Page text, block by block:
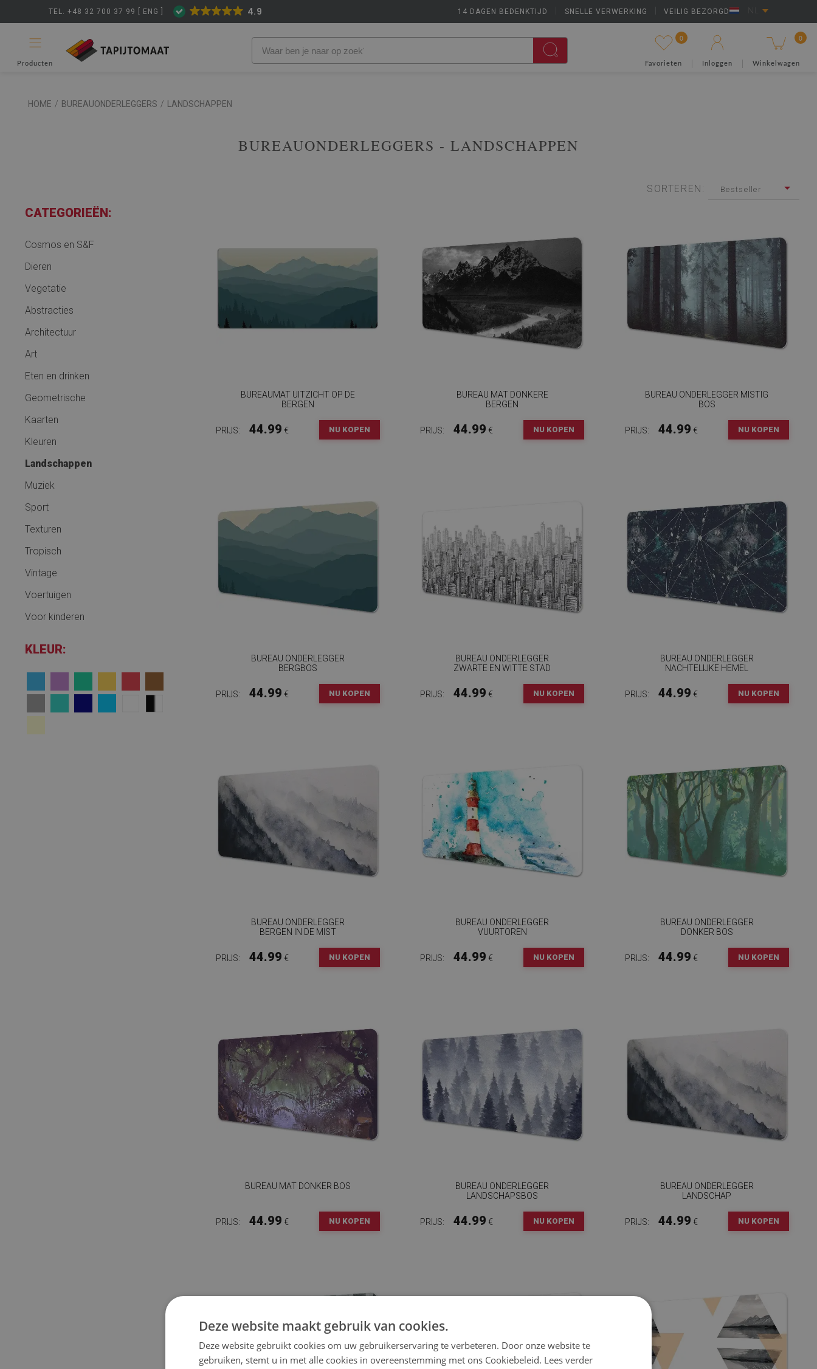
TEL. +48 32 700 37 99 [ ENG ] 14 DAGEN BEDENKTIJD SNELLE VERWERKING VEILIG BEZORGD NL
4.9
Producten
0
Favorieten Inloggen
0
Winkelwagen
HOME / BUREAUONDERLEGGERS / LANDSCHAPPEN
BUREAUONDERLEGGERS - LANDSCHAPPEN
SORTEREN: Bestseller
CATEGORIEËN:
Cosmos en S&F
Dieren
Vegetatie
Abstracties
Architectuur
Art
Eten en drinken
Geometrische
Kaarten
Kleuren
Landschappen
Muziek
Sport
Texturen
Tropisch
Vintage
Voertuigen
Voor kinderen
KLEUR:
BUREAUMAT UITZICHT OP DE
BERGEN
PRIJS: 44.99 € NU KOPEN
BUREAU MAT DONKERE
BERGEN
PRIJS: 44.99 € NU KOPEN
BUREAU ONDERLEGGER MISTIG
BOS
PRIJS: 44.99 € NU KOPEN
BUREAU ONDERLEGGER
BERGBOS
PRIJS: 44.99 € NU KOPEN
BUREAU ONDERLEGGER
ZWARTE EN WITTE STAD
PRIJS: 44.99 € NU KOPEN
BUREAU ONDERLEGGER
NACHTELIJKE HEMEL
PRIJS: 44.99 € NU KOPEN
BUREAU ONDERLEGGER
BERGEN IN DE MIST
PRIJS: 44.99 € NU KOPEN
BUREAU ONDERLEGGER
VUURTOREN
PRIJS: 44.99 € NU KOPEN
BUREAU ONDERLEGGER
DONKER BOS
PRIJS: 44.99 € NU KOPEN
BUREAU MAT DONKER BOS
PRIJS: 44.99 € NU KOPEN
BUREAU ONDERLEGGER
LANDSCHAPSBOS
PRIJS: 44.99 € NU KOPEN
BUREAU ONDERLEGGER
LANDSCHAP
PRIJS: 44.99 € NU KOPEN
Deze website maakt gebruik van cookies.
Deze website gebruikt cookies om uw gebruikerservaring te verbeteren. Door onze website te
gebruiken, stemt u in met alle cookies in overeenstemming met ons Cookiebeleid. Lees verder